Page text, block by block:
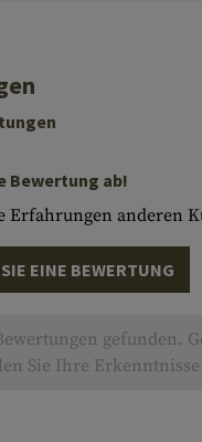
Bewertung ab!
Erfahrungen anderen
EINE BEWERTUNG
gefunden.
Sie Ihre